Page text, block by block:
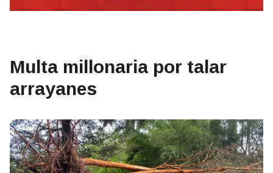
Multa millonaria por talar
arrayanes